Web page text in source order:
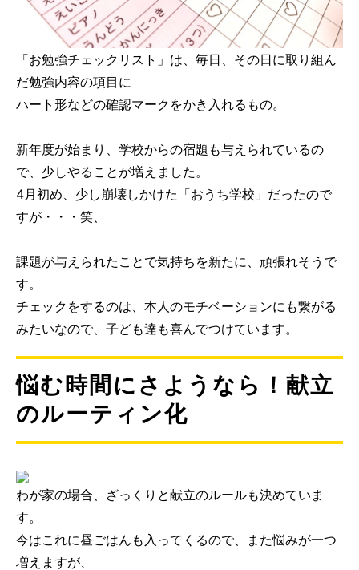
「お勉強チェックリスト」は、毎日、その日に取り組ん
だ勉強内容の項目に
ハート形などの確認マークをかき入れるもの。
新年度が始まり、学校からの宿題も与えられているの
で、少しやることが増えました。
4月初め、少し崩壊しかけた「おうち学校」だったので
すが・・・笑、
課題が与えられたことで気持ちを新たに、頑張れそうで
す。
チェックをするのは、本人のモチベーションにも繋がる
みたいなので、子ども達も喜んでつけています。
悩む時間にさようなら！献立
のルーティン化
わが家の場合、ざっくりと献立のルールも決めていま
す。
今はこれに昼ごはんも入ってくるので、また悩みが一つ
増えますが、